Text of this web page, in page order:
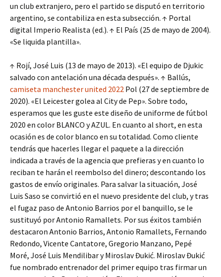
un club extranjero, pero el partido se disputó en territorio
argentino, se contabiliza en esta subsección. ↑ Portal
digital Imperio Realista (ed.). ↑ El País (25 de mayo de 2004).
«Se liquida plantilla».
↑ Rojí, José Luis (13 de mayo de 2013). «El equipo de Djukic
salvado con antelación una década después». ↑ Ballús,
camiseta manchester united 2022 Pol (27 de septiembre de
2020). «El Leicester golea al City de Pep». Sobre todo,
esperamos que les guste este diseño de uniforme de fútbol
2020 en color BLANCO y AZUL. En cuanto al short, en esta
ocasión es de color blanco en su totalidad. Como cliente
tendrás que hacerles llegar el paquete a la dirección
indicada a través de la agencia que prefieras y en cuanto lo
reciban te harán el reembolso del dinero; descontando los
gastos de envío originales. Para salvar la situación, José
Luis Saso se convirtió en el nuevo presidente del club, y tras
el fugaz paso de Antonio Barrios por el banquillo, se le
sustituyó por Antonio Ramallets. Por sus éxitos también
destacaron Antonio Barrios, Antonio Ramallets, Fernando
Redondo, Vicente Cantatore, Gregorio Manzano, Pepé
Moré, José Luis Mendilibar y Miroslav Đukić. Miroslav Đukić
fue nombrado entrenador del primer equipo tras firmar un